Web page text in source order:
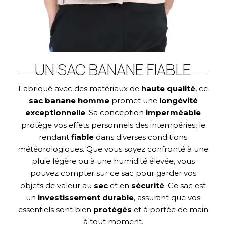
UN SAC BANANE FIABLE
Fabriqué avec des matériaux de haute qualité, ce
sac banane hommepromet une longévité
exceptionnelle. Sa conception imperméable
protège vos effets personnels des intempéries, le
rendant fiable dans diverses conditions
météorologiques. Que vous soyez confronté à une
pluie légère ou à une humidité élevée, vous
pouvez compter sur ce sac pour garder vos
objets de valeur au sec et en sécurité. Ce sac est
un investissement durable, assurant que vos
essentiels sont bien protégés et à portée de main
à tout moment.